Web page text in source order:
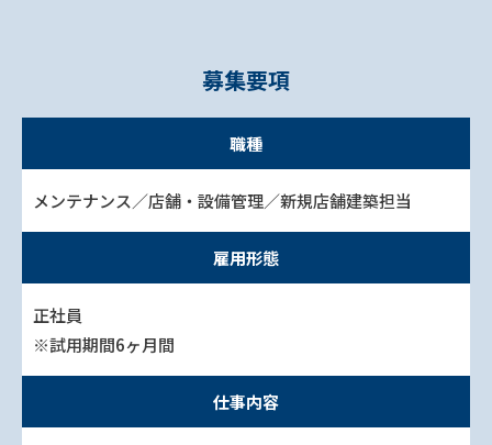
募集要項
職種
メンテナンス／店舗・設備管理／新規店舗建築担当
雇用形態
正社員
※試用期間6ヶ月間
仕事内容